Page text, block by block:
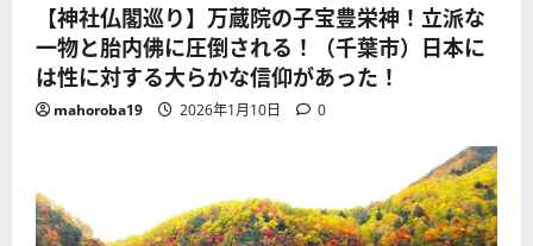
【神社仏閣巡り】万蔵院の子宝豊栄神！立派な
一物と胎内佛に圧倒される！（千葉市）日本に
は性に対する大らかな信仰があった！
mahoroba19 2026年1月10日 0